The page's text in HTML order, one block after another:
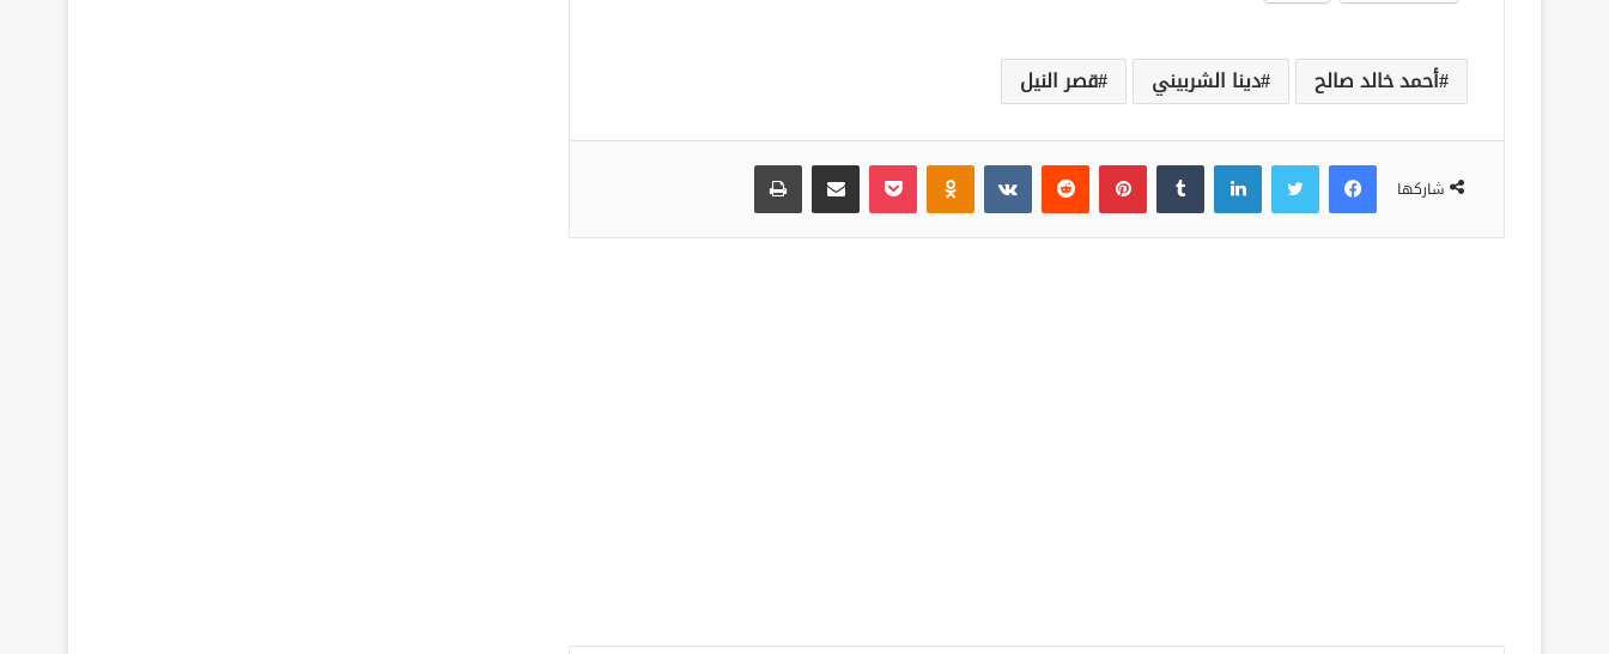
أحمد خالد صالح دينا الشربيني قصر النيل
شاركها
فيسبوك لينكدإن بينتيريست بوكيت